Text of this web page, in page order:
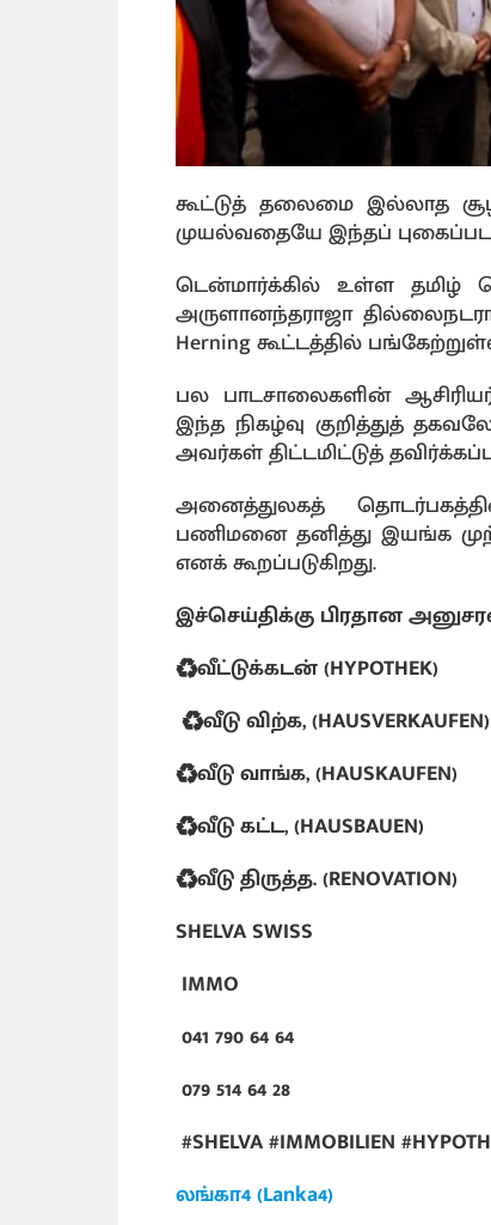
கூட்டுத் தலைமை இல்லாத
முயல்வதையே இந்தப்
டென்மார்க்கில் உள்ள தமிழ்
அருளானந்தராஜா
Herning கூட்டத்தில்
பல பாடசாலைகளின்
இந்த நிகழ்வு குறித்துத்
அவர்கள் திட்டமிட்டுத்
அனைத்துலகத் தொடர்பகத்தின்
பணிமனை தனித்து இயங்க
எனக் கூறப்படுகிறது.
இச்செய்திக்கு பிரதான
♻️வீட்டுக்கடன் (HYPOTHEK)
♻️வீடு விற்க, (HAUSVERKAUFEN)
♻️வீடு வாங்க, (HAUSKAUFEN)
♻️வீடு கட்ட, (HAUSBAUEN)
♻️வீடு திருத்த. (RENOVATION)
SHELVA SWISS
IMMO
041 790 64 64
079 514 64 28
#SHELVA #IMMOBILIEN
லங்கா4 (Lanka4)